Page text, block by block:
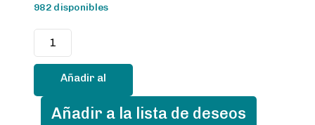
982 disponibles
Vitamineral
1
kg.
Añadir al
carrito
Añadir a la lista de deseos